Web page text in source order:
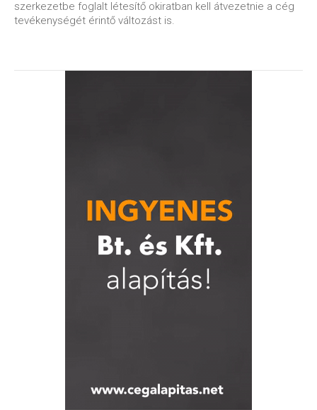
szerkezetbe foglalt létesítő okiratban kell átvezetnie a cég
tevékenységét érintő változást is.